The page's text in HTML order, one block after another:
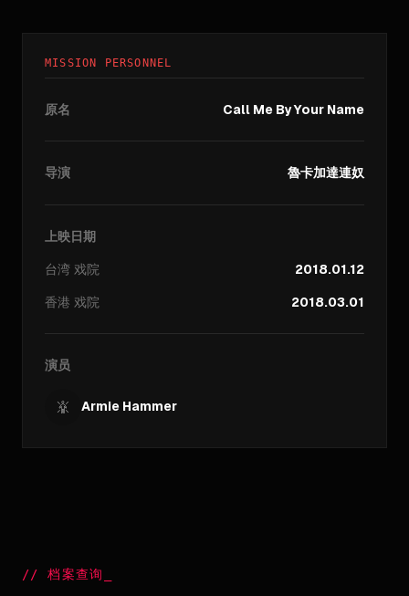
MISSION PERSONNEL
原名 Call Me By Your Name
导演 魯卡加達連奴
上映日期
台湾 戏院
2018.01.12
香港 戏院 2018.03.01
演员
Armie Hammer
//档案查询